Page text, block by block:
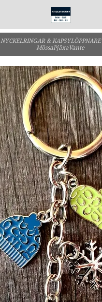
NYCKELRINGAR & KAPSYLÖPPNARE
MössaPjäxaVante